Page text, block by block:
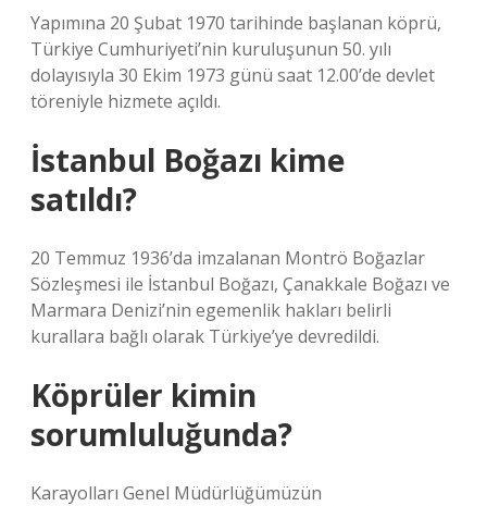
Yapımına 20 Şubat 1970 tarihinde başlanan köprü,
Türkiye Cumhuriyeti’nin kuruluşunun 50. yılı
dolayısıyla 30 Ekim 1973 günü saat 12.00’de devlet
töreniyle hizmete açıldı.
İstanbul Boğazı kime
satıldı?
20 Temmuz 1936’da imzalanan Montrö Boğazlar
Sözleşmesi ile İstanbul Boğazı, Çanakkale Boğazı ve
Marmara Denizi’nin egemenlik hakları belirli
kurallara bağlı olarak Türkiye’ye devredildi.
Köprüler kimin
sorumluluğunda?
Karayolları Genel Müdürlüğümüzün